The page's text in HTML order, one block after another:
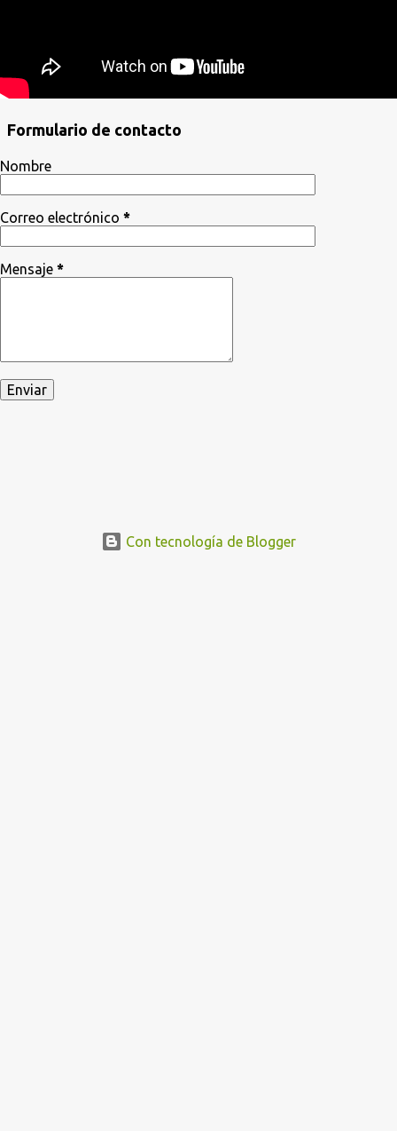
Formulario de contacto
Nombre
Correo electrónico *
Mensaje *
Con tecnología de Blogger